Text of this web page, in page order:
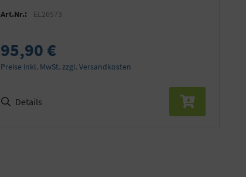
Art.Nr.: EL26573
95,90 €
Preise inkl. MwSt. zzgl. Versandkosten
Details